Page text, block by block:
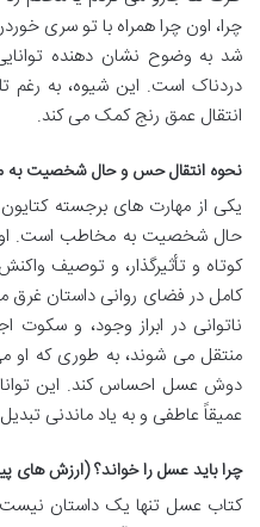
چرا، اون چرا همراه با تو سری
شد به وضوح نشان دهنده
دردناک است. این شیوه، به رغم
انتقال عمق رنج کمک می کند.
نحوه انتقال حس و حال شخصیت
یکی از مهارت های برجسته
حال شخصیت به مخاطب است. او
کوتاه و تأثیرگذار، و توصیف
کامل در فضای روانی داستان غرق
ناتوانی در ابراز وجود، و سکوت
منتقل می شوند، به طوری که او
دوش عسل احساس کند. این
عمیقاً عاطفی و به یاد ماندنی
چرا باید عسل را خواند؟ (ارزش های
کتاب عسل تنها یک داستان نیست،